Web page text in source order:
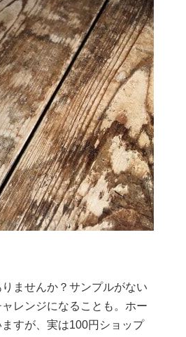
ませんか？サンプルがない
レンジになることも。ホー
すが、実は100円ショップ